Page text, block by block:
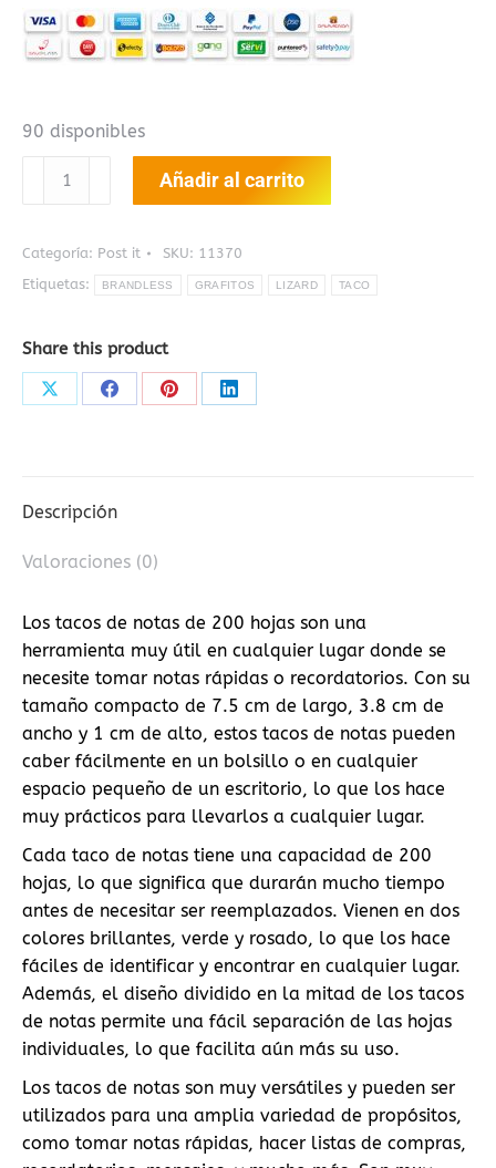
90 disponibles
X2
cantidad
Añadir al carrito
Categoría: Post it SKU: 11370
Etiquetas:
BRANDLESS GRAFITOS LIZARD TACO
Share this product
Share Share Share Share
Descripción
Valoraciones (0)
Los tacos de notas de 200 hojas son una
herramienta muy útil en cualquier lugar donde se
necesite tomar notas rápidas o recordatorios. Con su
tamaño compacto de 7.5 cm de largo, 3.8 cm de
ancho y 1 cm de alto, estos tacos de notas pueden
caber fácilmente en un bolsillo o en cualquier
espacio pequeño de un escritorio, lo que los hace
muy prácticos para llevarlos a cualquier lugar.
Cada taco de notas tiene una capacidad de 200
hojas, lo que significa que durarán mucho tiempo
antes de necesitar ser reemplazados. Vienen en dos
colores brillantes, verde y rosado, lo que los hace
fáciles de identificar y encontrar en cualquier lugar.
Además, el diseño dividido en la mitad de los tacos
de notas permite una fácil separación de las hojas
individuales, lo que facilita aún más su uso.
Los tacos de notas son muy versátiles y pueden ser
utilizados para una amplia variedad de propósitos,
como tomar notas rápidas, hacer listas de compras,